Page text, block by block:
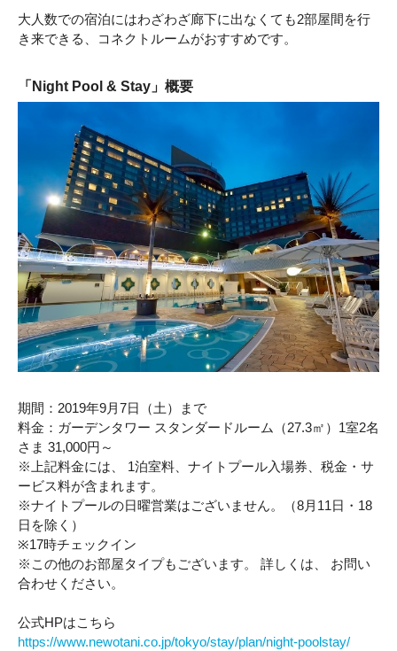
大人数での宿泊にはわざわざ廊下に出なくても2部屋間を行
き来できる、コネクトルームがおすすめです。
「Night Pool & Stay」概要
期間：2019年9月7日（土）まで
料金：ガーデンタワー スタンダードルーム（27.3㎡）1室2名
さま 31,000円～
※上記料金には、 1泊室料、ナイトプール入場券、税金・サ
ービス料が含まれます。
※ナイトプールの日曜営業はございません。（8月11日・18
日を除く）
※17時チェックイン
※この他のお部屋タイプもございます。 詳しくは、 お問い
合わせください。
公式HPはこちら
https://www.newotani.co.jp/tokyo/stay/plan/night-poolstay/